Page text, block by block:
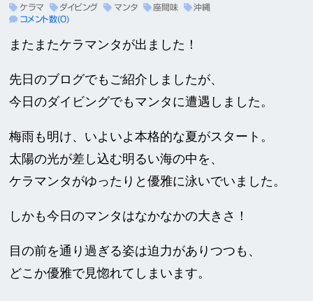
ケラマ
ダイビング マンタ 座間味
沖縄
コメント数(0)
またまたケラマンタが出ました！
先日のブログでもご紹介しましたが、
今日のダイビングでもマンタに遭遇しました。
梅雨も明け、いよいよ本格的な夏がスタート。
太陽の光が差し込む明るい海の中を、
ケラマンタがゆったりと優雅に泳いでいました。
しかも今日のマンタはなかなかの大きさ！
目の前を通り過ぎる姿は迫力がありつつも、
どこか優雅で見惚れてしまいます。